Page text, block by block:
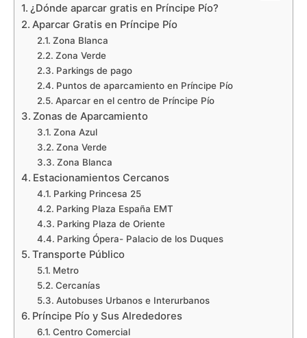
¿Dónde aparcar gratis en Príncipe Pío?
Aparcar Gratis en Príncipe Pío
Zona Blanca
Zona Verde
Parkings de pago
Puntos de aparcamiento en Príncipe Pío
Aparcar en el centro de Príncipe Pío
Zonas de Aparcamiento
Zona Azul
Zona Verde
Zona Blanca
Estacionamientos Cercanos
Parking Princesa 25
Parking Plaza España EMT
Parking Plaza de Oriente
Parking Ópera- Palacio de los Duques
Transporte Público
Metro
Cercanías
Autobuses Urbanos e Interurbanos
Príncipe Pío y Sus Alrededores
Centro Comercial